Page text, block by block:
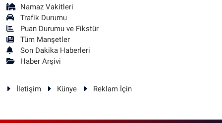
Namaz Vakitleri
Trafik Durumu
Puan Durumu ve Fikstür
Tüm Manşetler
Son Dakika Haberleri
Haber Arşivi
İletişim Künye Reklam İçin